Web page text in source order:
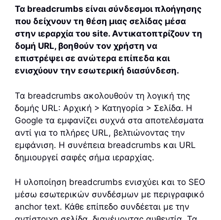
Τα breadcrumbs είναι σύνδεσμοι πλοήγησης
που δείχνουν τη θέση μιας σελίδας μέσα
στην ιεραρχία του site. Αντικατοπτρίζουν τη
δομή URL, βοηθούν τον χρήστη να
επιστρέψει σε ανώτερα επίπεδα και
ενισχύουν την εσωτερική διασύνδεση.
Τα breadcrumbs ακολουθούν τη λογική της
δομής URL: Αρχική > Κατηγορία > Σελίδα. Η
Google τα εμφανίζει συχνά στα αποτελέσματα
αντί για το πλήρες URL, βελτιώνοντας την
εμφάνιση. Η συνέπεια breadcrumbs και URL
δημιουργεί σαφές σήμα ιεραρχίας.
Η υλοποίηση breadcrumbs ενισχύει και το SEO
μέσω εσωτερικών συνδέσμων με περιγραφικό
anchor text. Κάθε επίπεδο συνδέεται με την